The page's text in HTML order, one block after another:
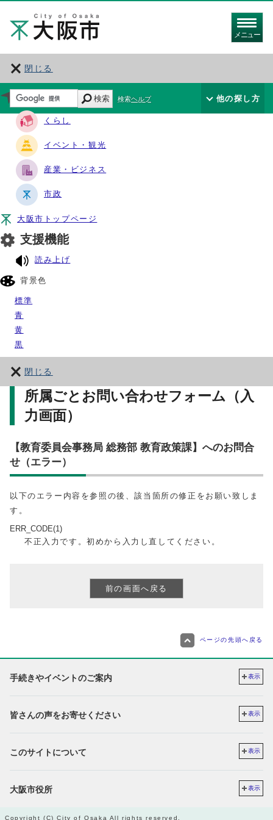
メニュー
閉じる
サイト・ナビ
くらし
イベント・観光
産業・ビジネス
市政
大阪市トップページ
支援機能
読み上げ
背景色
標準
青
黄
黒
閉じる
検索 検索ヘルプ 他の探し方
所属ごとお問い合わせフォーム（入
力画面）
【教育委員会事務局 総務部 教育政策課】へのお問合
せ（エラー）
以下のエラー内容を参照の後、該当箇所の修正をお願い致しま
す。
ERR_CODE(1)
不正入力です。初めから入力し直してください。
ページの先頭へ戻る
手続きやイベントのご案内 表示
皆さんの声をお寄せください 表示
このサイトについて 表示
大阪市役所 表示
Copyright (C) City of Osaka All rights reserved.